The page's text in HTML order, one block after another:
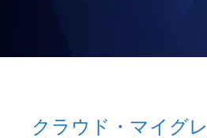
クラウド・マイグ